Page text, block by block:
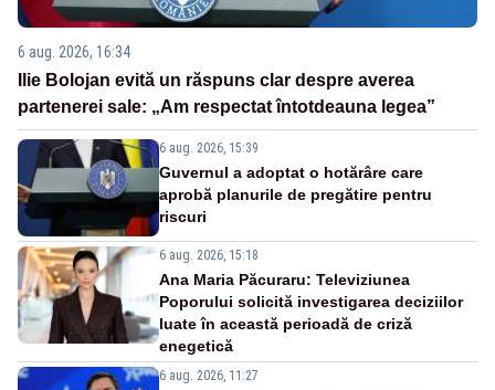
6 aug. 2026, 16:34
Ilie Bolojan evită un răspuns clar despre averea
partenerei sale: „Am respectat întotdeauna legea”
6 aug. 2026, 15:39
Guvernul a adoptat o hotărâre care
aprobă planurile de pregătire pentru
riscuri
6 aug. 2026, 15:18
Ana Maria Păcuraru: Televiziunea
Poporului solicită investigarea deciziilor
luate în această perioadă de criză
enegetică
6 aug. 2026, 11:27